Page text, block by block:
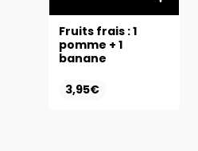
Fruits frais : 1
pomme + 1
banane
3,95€